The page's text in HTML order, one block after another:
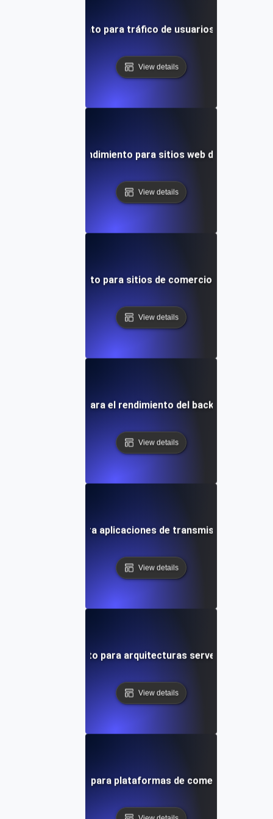
de rendimiento para tráfico de usuarios de alta
View details
Pruebas de rendimiento para sitios web de Joomla
View details
de rendimiento para sitios de comercio electrónico
View details
de rendimiento para el rendimiento del backend de la
View details
de rendimiento para aplicaciones de transmisión de
View details
de rendimiento para arquitecturas serverless en
View details
de rendimiento para plataformas de comercio